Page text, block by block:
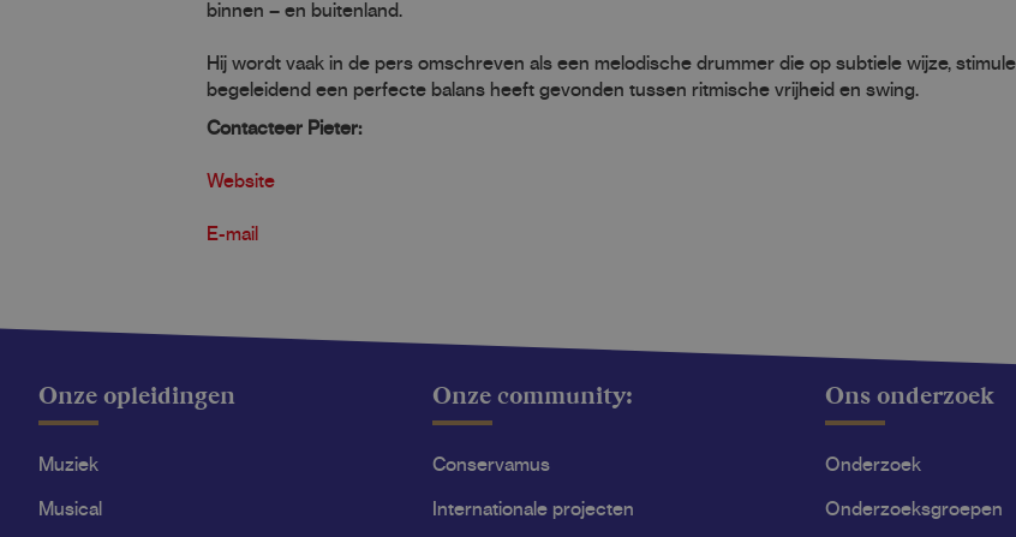
binnen – en buitenland.
Hij wordt vaak in de pers omschreven als een melodische drummer die op subtiele wijze,
begeleidend een perfecte balans heeft gevonden tussen ritmische vrijheid en swing.
Contacteer Pieter:
Website
E-mail
Onze opleidingen
Muziek
Musical
Onze community:
Conservamus
Internationale projecten
Ons onderzoek
Onderzoek
Onderzoeksgroepen